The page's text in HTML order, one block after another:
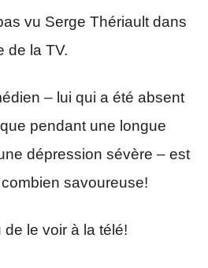
vu Serge Thériault dans
de la TV.
– lui qui a été absent
pendant une longue
dépression sévère – est
savoureuse!
de le voir à la télé!